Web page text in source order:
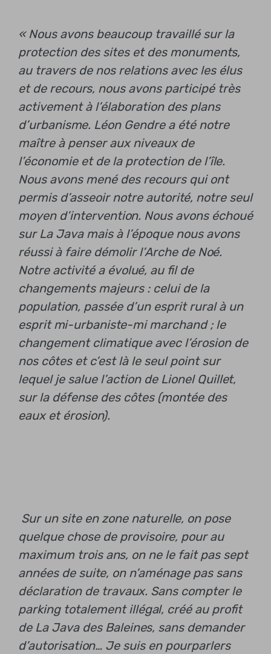
« Nous avons beaucoup travaillé sur la
protection des sites et des monuments,
au travers de nos relations avec les élus
et de recours, nous avons participé très
activement à l’élaboration des plans
d’urbanisme. Léon Gendre a été notre
maître à penser aux niveaux de
l’économie et de la protection de l’île.
Nous avons mené des recours qui ont
permis d’asseoir notre autorité, notre seul
moyen d’intervention. Nous avons échoué
sur La Java mais à l’époque nous avons
réussi à faire démolir l’Arche de Noé.
Notre activité a évolué, au fil de
changements majeurs : celui de la
population, passée d’un esprit rural à un
esprit mi-urbaniste-mi marchand ; le
changement climatique avec l’érosion de
nos côtes et c’est là le seul point sur
lequel je salue l’action de Lionel Quillet,
sur la défense des côtes (montée des
eaux et érosion).
Sur un site en zone naturelle, on pose
quelque chose de provisoire, pour au
maximum trois ans, on ne le fait pas sept
années de suite, on n’aménage pas sans
déclaration de travaux. Sans compter le
parking totalement illégal, créé au profit
de La Java des Baleines, sans demander
d’autorisation… Je suis en pourparlers